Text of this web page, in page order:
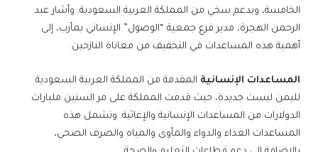
الخامسة، وبدعم سخي من المملكة العربية السعودية. وأشار عبد
الرحمن الهجرة، مدير فرع جمعية “الوصول” الإنساني بمأرب، إلى
أهمية هذه المساعدات في التخفيف من معاناة النازحين.
المساعدات الإنسانية المقدمة من المملكة العربية السعودية
لليمن ليست جديدة، حيث قدمت المملكة على مر السنين مليارات
الدولارات من المساعدات الإنسانية والإغاثية. وتشمل هذه
المساعدات الغذاء والدواء والمأوى والمياه والصرف الصحي،